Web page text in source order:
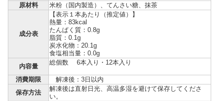
原材料
米粉（国内製造）、てんさい糖、抹茶
成分表
【表示１本あたり（推定値）】
熱量：83kcal
たんぱく質：0.8g
脂質：0.1g
炭水化物：20.1g
食塩相当量：0.0g
内容量
総個数 6本入り・12本入り
消費期限
解凍後：3日以内
保存方法
解凍後は直射日光、高温多湿を避けて保存してくださ
い。